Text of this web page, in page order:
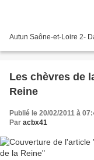
Autun Saône-et-Loire 2-
Les chèvres de
Reine
Publié le 20/02/2011 à
Par acbx41